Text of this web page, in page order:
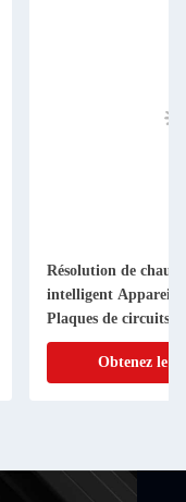
Résolution de
intelligent Appareils
Plaques de circuits
rapide
Obtenez le